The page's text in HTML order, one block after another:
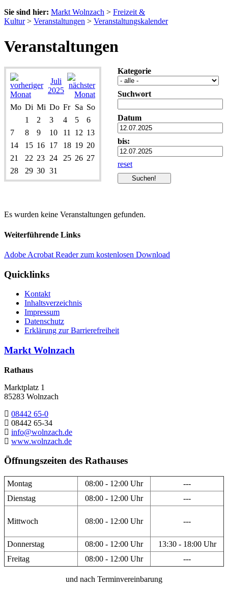
Sie sind hier: Markt Wolnzach > Freizeit &
Kultur> Veranstaltungen > Veranstaltungskalender
Veranstaltungen
Juli
2025
Mo Di Mi Do Fr Sa So
1
2 3 4 5
6
7
8 9 10 11 12 13
14
15 16 17 18 19 20
21
22 23 24 25 26 27
28
29 30 31
Kategorie
Suchwort
Datum
bis:
reset
Es wurden keine Veranstaltungen gefunden.
Weiterführende Links
Adobe Acrobat Reader zum kostenlosen Download
Quicklinks
Kontakt
Inhaltsverzeichnis
Impressum
Datenschutz
Erklärung zur Barrierefreiheit
Markt Wolnzach
Rathaus
Marktplatz 1
85283 Wolnzach
08442 65-0
08442 65-34
info@wolnzach.de
www.wolnzach.de
Öffnungszeiten des Rathauses
Montag 08:00 - 12:00 Uhr
---
Dienstag
08:00 - 12:00 Uhr ---
Mittwoch 08:00 - 12:00 Uhr ---
Donnerstag 08:00 - 12:00 Uhr
13:30 - 18:00 Uhr
Freitag
08:00 - 12:00 Uhr ---
und nach Terminvereinbarung